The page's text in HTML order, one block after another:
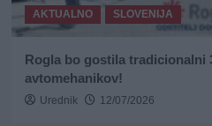
AKTUALNO SLOVENIJA
Rogla bo gostila tradicionalni
avtomehanikov!
Urednik 12/07/2026